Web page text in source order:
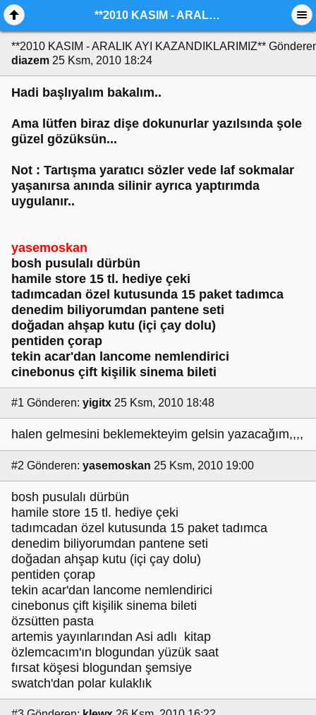
**2010 KASIM - ARALIK AYI KAZANDIKLARIMIZ**
**2010 KASIM - ARALIK AYI KAZANDIKLARIMIZ**
diazem 25 Ksm, 2010 18:24
Hadi başlıyalım bakalım..
Ama lütfen biraz dişe dokunurlar yazılsında şole
güzel gözüksün...
Not : Tartışma yaratıcı sözler vede laf sokmalar
yaşanırsa anında silinir ayrıca yaptırımda
uygulanır..
yasemoskan
bosh pusulalı dürbün
hamile store 15 tl. hediye çeki
tadımcadan özel kutusunda 15 paket tadımca
denedim biliyorumdan pantene seti
doğadan ahşap kutu (içi çay dolu)
pentiden çorap
tekin acar'dan lancome nemlendirici
cinebonus çift kişilik sinema bileti
#1 Gönderen: yigitx 25 Ksm, 2010 18:48
halen gelmesini beklemekteyim gelsin yazacağım,,,,
#2 Gönderen: yasemoskan 25 Ksm, 2010 19:00
bosh pusulalı dürbün
hamile store 15 tl. hediye çeki
tadımcadan özel kutusunda 15 paket tadımca
denedim biliyorumdan pantene seti
doğadan ahşap kutu (içi çay dolu)
pentiden çorap
tekin acar'dan lancome nemlendirici
cinebonus çift kişilik sinema bileti
özsütten pasta
artemis yayınlarından Asi adlı kitap
özlemcacım'ın blogundan yüzük saat
fırsat köşesi blogundan şemsiye
swatch'dan polar kulaklık